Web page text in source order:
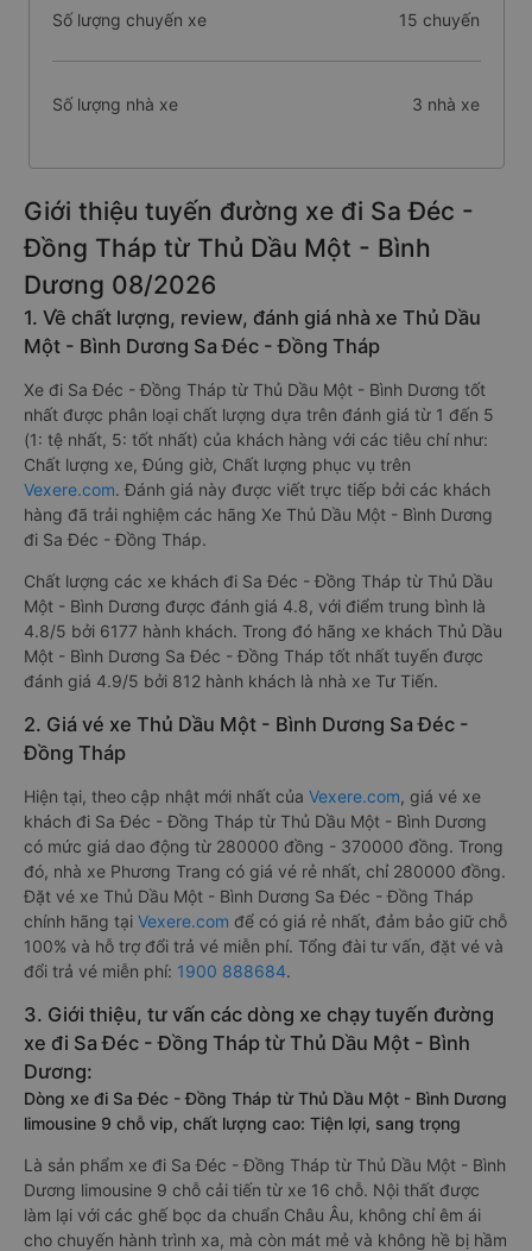
Số lượng chuyến xe 15 chuyến
Số lượng nhà xe 3 nhà xe
Giới thiệu tuyến đường xe đi Sa Đéc -
Đồng Tháp từ Thủ Dầu Một - Bình
Dương 08/2026
1. Về chất lượng, review, đánh giá nhà xe Thủ Dầu
Một - Bình Dương Sa Đéc - Đồng Tháp
Xe đi Sa Đéc - Đồng Tháp từ Thủ Dầu Một - Bình Dương tốt
nhất được phân loại chất lượng dựa trên đánh giá từ 1 đến 5
(1: tệ nhất, 5: tốt nhất) của khách hàng với các tiêu chí như:
Chất lượng xe, Đúng giờ, Chất lượng phục vụ trên
Vexere.com. Đánh giá này được viết trực tiếp bởi các khách
hàng đã trải nghiệm các hãng Xe Thủ Dầu Một - Bình Dương
đi Sa Đéc - Đồng Tháp.
Chất lượng các xe khách đi Sa Đéc - Đồng Tháp từ Thủ Dầu
Một - Bình Dương được đánh giá 4.8, với điểm trung bình là
4.8/5 bởi 6177 hành khách. Trong đó hãng xe khách Thủ Dầu
Một - Bình Dương Sa Đéc - Đồng Tháp tốt nhất tuyến được
đánh giá 4.9/5 bởi 812 hành khách là nhà xe Tư Tiến.
2. Giá vé xe Thủ Dầu Một - Bình Dương Sa Đéc -
Đồng Tháp
Hiện tại, theo cập nhật mới nhất của Vexere.com, giá vé xe
khách đi Sa Đéc - Đồng Tháp từ Thủ Dầu Một - Bình Dương
có mức giá dao động từ 280000 đồng - 370000 đồng. Trong
đó, nhà xe Phương Trang có giá vé rẻ nhất, chỉ 280000 đồng.
Đặt vé xe Thủ Dầu Một - Bình Dương Sa Đéc - Đồng Tháp
chính hãng tại Vexere.com để có giá rẻ nhất, đảm bảo giữ chỗ
100% và hỗ trợ đổi trả vé miễn phí. Tổng đài tư vấn, đặt vé và
đổi trả vé miễn phí: 1900 888684.
3. Giới thiệu, tư vấn các dòng xe chạy tuyến đường
xe đi Sa Đéc - Đồng Tháp từ Thủ Dầu Một - Bình
Dương:
Dòng xe đi Sa Đéc - Đồng Tháp từ Thủ Dầu Một - Bình Dương
limousine 9 chỗ vip, chất lượng cao: Tiện lợi, sang trọng
Là sản phẩm xe đi Sa Đéc - Đồng Tháp từ Thủ Dầu Một - Bình
Dương limousine 9 chỗ cải tiến từ xe 16 chỗ. Nội thất được
làm lại với các ghế bọc da chuẩn Châu Âu, không chỉ êm ái
cho chuyến hành trình xa, mà còn mát mẻ và không hề bị hầm